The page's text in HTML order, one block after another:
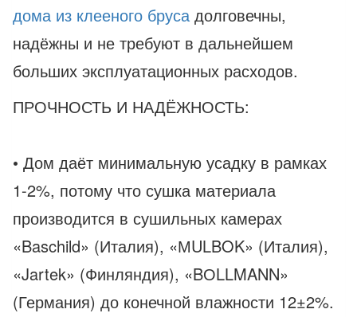
дома из клееного бруса долговечны,
надёжны и не требуют в дальнейшем
больших эксплуатационных расходов.
ПРОЧНОСТЬ И НАДЁЖНОСТЬ:
• Дом даёт минимальную усадку в рамках
1-2%, потому что сушка материала
производится в сушильных камерах
«Baschild» (Италия), «МULBOK» (Италия),
«Jartek» (Финляндия), «BОLLMANN»
(Германия) до конечной влажности 12±2%.